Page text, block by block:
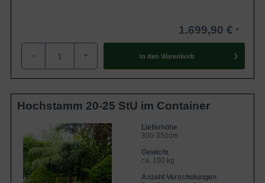
1.699,90 €
- + In den Warenkorb
Hochstamm 20-25 StU im Container
Lieferhöhe
300-350cm
Gewicht
ca. 100 kg
Anzahl Verschulungen